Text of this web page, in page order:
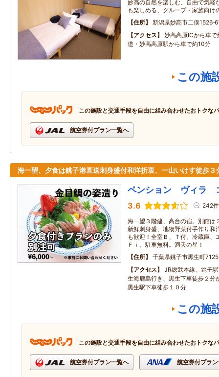
妙高の自然を楽しむ、自由で気軽
も楽しめる、グループ・家族向け
住所
新潟県妙高市二俣
アクセス
妙高高原ICから車
道・妙高高原駅から車で約10分
この施
この施設と交通手段を自由に組み合わせたおトクな
航空券付プラン一覧へ
海一望、夕食は銚子港直送刺身盛付和洋折衷、一山いけす徒歩３
ペンション ヴィラ
3.6 242件
海一望３階建、高台の宿。別館は
新鮮刺身盛、地物野菜付手作り和
も歓迎！全室Ｂ、Ｔ付、冷蔵庫、
Ｆｉ、駐車無料。満天の星！
住所
千葉県銚子市黒生町
アクセス
JR総武本線、銚子
生海鹿島行き、黒生下車徒歩２分
黒生駅下車徒歩１０分
この施
この施設と交通手段を自由に組み合わせたおトクな
航空券付プラン一覧へ 航空券付プラ